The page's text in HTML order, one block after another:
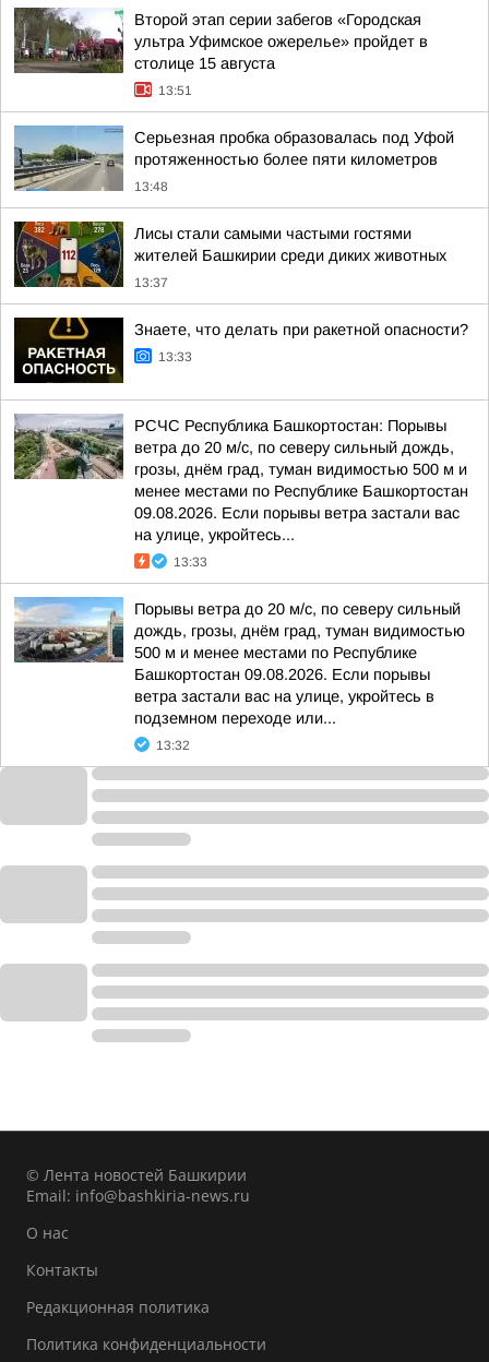
Второй этап серии забегов «Городская
ультра Уфимское ожерелье» пройдет в
столице 15 августа
13:51
Серьезная пробка образовалась под Уфой
протяженностью более пяти километров
13:48
Лисы стали самыми частыми гостями
жителей Башкирии среди диких животных
13:37
Знаете, что делать при ракетной опасности?
13:33
РСЧС Республика Башкортостан: Порывы
ветра до 20 м/с, по северу сильный дождь,
грозы, днём град, туман видимостью 500 м и
менее местами по Республике Башкортостан
09.08.2026. Если порывы ветра застали вас
на улице, укройтесь...
13:33
Порывы ветра до 20 м/с, по северу сильный
дождь, грозы, днём град, туман видимостью
500 м и менее местами по Республике
Башкортостан 09.08.2026. Если порывы
ветра застали вас на улице, укройтесь в
подземном переходе или...
13:32
© Лента новостей Башкирии
Email: info@bashkiria-news.ru
О нас
Контакты
Редакционная политика
Политика конфиденциальности